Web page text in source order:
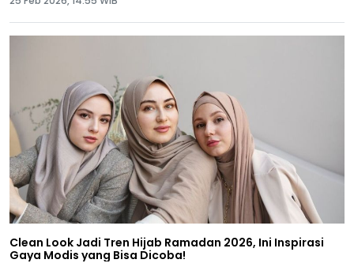
Clean Look Jadi Tren Hijab Ramadan 2026, Ini Inspirasi
Gaya Modis yang Bisa Dicoba!